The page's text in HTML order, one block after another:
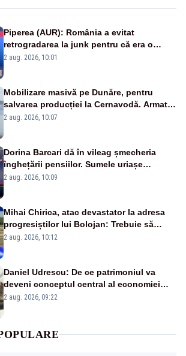
Piperea (AUR): România a evitat
retrogradarea la junk pentru că era o
catastrofă pentru bănci și fondurile de
2 aug. 2026, 10:01
Mobilizare masivă pe Dunăre, pentru
salvarea producției la Cernavodă. Armata
va detona o stâncă și va devia apa
2 aug. 2026, 10:07
Dorina Barcari dă în vileag șmecheria
înghețării pensiilor. Sumele uriașe
pierdute de fiecare român
2 aug. 2026, 10:09
Mihai Chirica, atac devastator la adresa
progresiștilor lui Bolojan: Trebuie să
protejăm și natura, dar nu șținem omaneii
2 aug. 2026, 10:12
Daniel Udrescu: De ce patrimoniul va
deveni conceptul central al economiei
viitoare?
2 aug. 2026, 09:22